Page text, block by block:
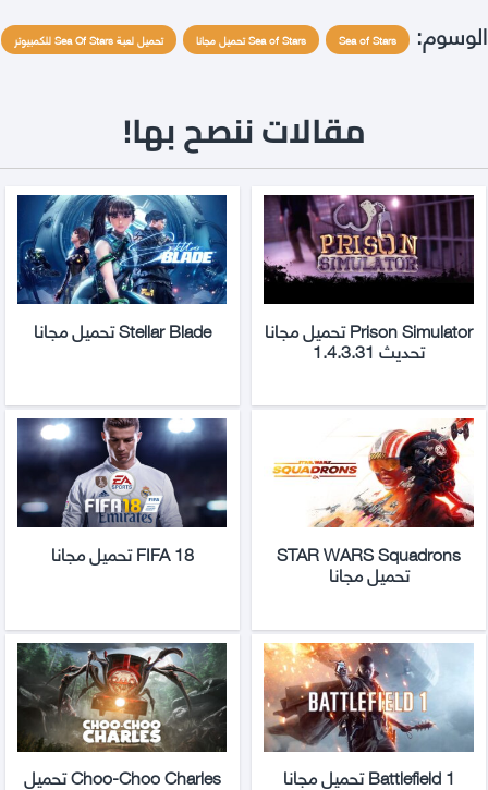
الوسوم: Sea of Stars Sea of Stars تحميل مجانا تحميل لعبة Sea Of Stars للكمبيوتر
مقالات ننصح بها!
Prison Simulator تحميل مجانا
تحديث 1.4.3.31
Stellar Blade تحميل مجانا
STAR WARS Squadrons
تحميل مجانا
FIFA 18 تحميل مجانا
Battlefield 1 تحميل مجانا Choo-Choo Charles تحميل